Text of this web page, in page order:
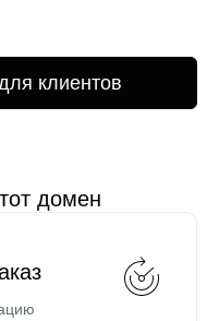
клиентов
домен